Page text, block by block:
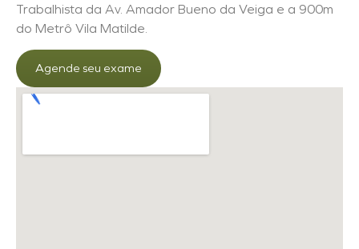
Trabalhista da Av. Amador Bueno da Veiga e a 900m
do Metrô Vila Matilde.
Agende seu exame